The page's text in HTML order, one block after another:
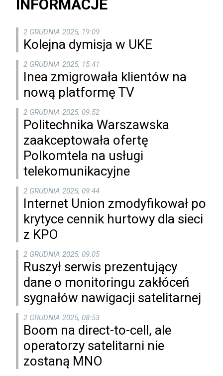
INFORMACJE
2 GRUDNIA 2025, 19:09
Kolejna dymisja w UKE
2 GRUDNIA 2025, 15:41
Inea zmigrowała klientów na
nową platformę TV
2 GRUDNIA 2025, 09:52
Politechnika Warszawska
zaakceptowała ofertę
Polkomtela na usługi
telekomunikacyjne
2 GRUDNIA 2025, 09:44
Internet Union zmodyfikował po
krytyce cennik hurtowy dla sieci
z KPO
2 GRUDNIA 2025, 09:05
Ruszył serwis prezentujący
dane o monitoringu zakłóceń
sygnałów nawigacji satelitarnej
2 GRUDNIA 2025, 08:53
Boom na direct-to-cell, ale
operatorzy satelitarni nie
zostaną MNO